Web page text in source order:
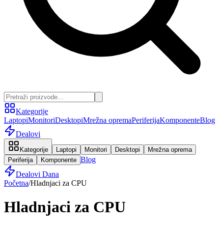
Kategorije
LaptopiMonitoriDesktopiMrežna opremaPeriferijaKomponenteBlog
Dealovi
Kategorije Laptopi Monitori Desktopi
Mrežna oprema
Periferija
Komponente Blog
Dealovi Dana
Početna/Hladnjaci za CPU
Hladnjaci za CPU